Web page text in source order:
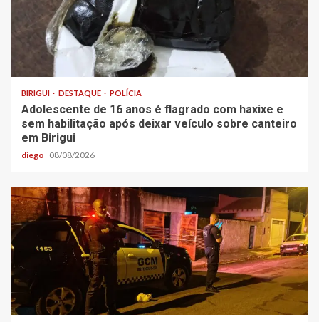
BIRIGUI DESTAQUE POLÍCIA
Adolescente de 16 anos é flagrado com haxixe e
sem habilitação após deixar veículo sobre canteiro
em Birigui
diego 08/08/2026